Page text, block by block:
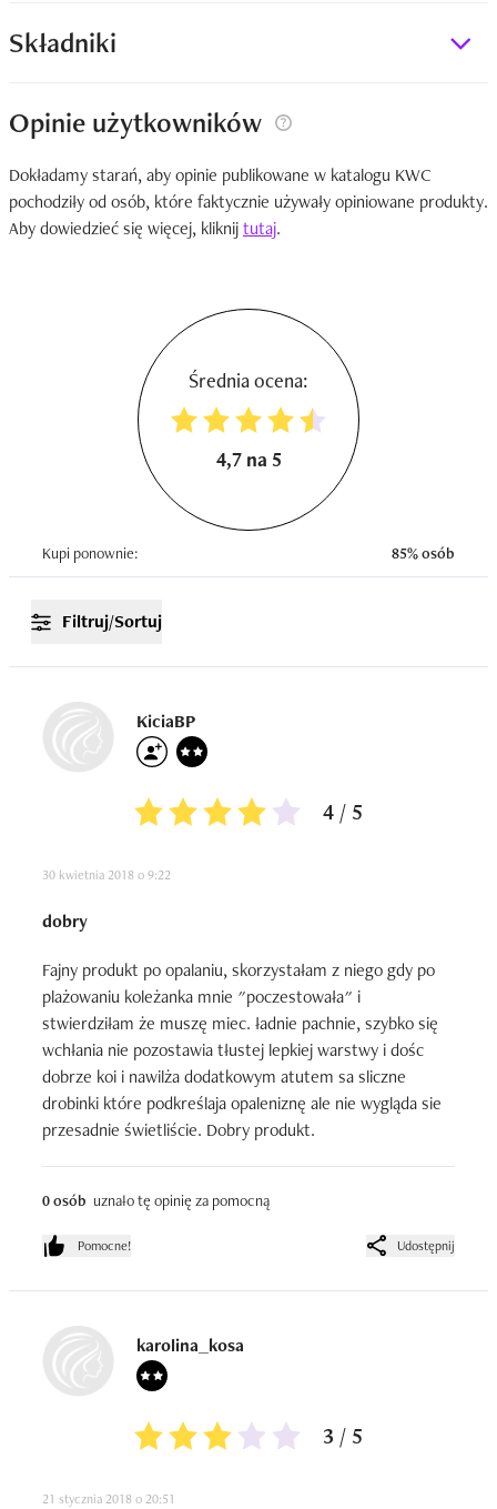
Składniki
Opinie użytkowników
Dokładamy starań, aby opinie publikowane w katalogu KWC
pochodziły od osób, które faktycznie używały opiniowane produkty.
Aby dowiedzieć się więcej, kliknijtutaj.
Średnia ocena:
4,7 na 5
Kupi ponownie: 85% osób
Filtruj/Sortuj
KiciaBP
4 / 5
30 kwietnia 2018 o 9:22
dobry
Fajny produkt po opalaniu, skorzystałam z niego gdy po
plażowaniu koleżanka mnie "poczestowała" i
stwierdziłam że muszę miec. ładnie pachnie, szybko się
wchłania nie pozostawia tłustej lepkiej warstwy i dośc
dobrze koi i nawilża dodatkowym atutem sa sliczne
drobinki które podkreślaja opaleniznę ale nie wygląda sie
przesadnie świetliście. Dobry produkt.
0 osób uznało tę opinię za pomocną
Pomocne! Udostępnij
karolina_kosa
3 / 5
21 stycznia 2018 o 20:51